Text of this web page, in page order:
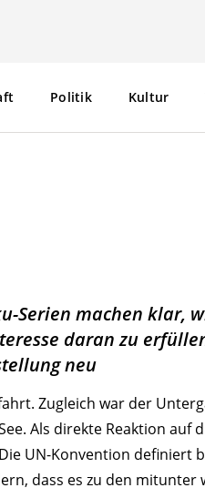
Politik Kultur
Serien machen klar,
daran zu
neu
Zugleich war der
Als direkte Reaktion auf
UN-Konvention definiert
dass es zu den mitunter